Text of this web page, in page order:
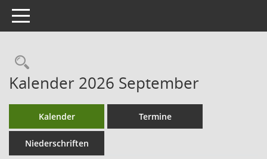
Toggle navigation
Kalender 2026 September
Kalender Termine
Niederschriften